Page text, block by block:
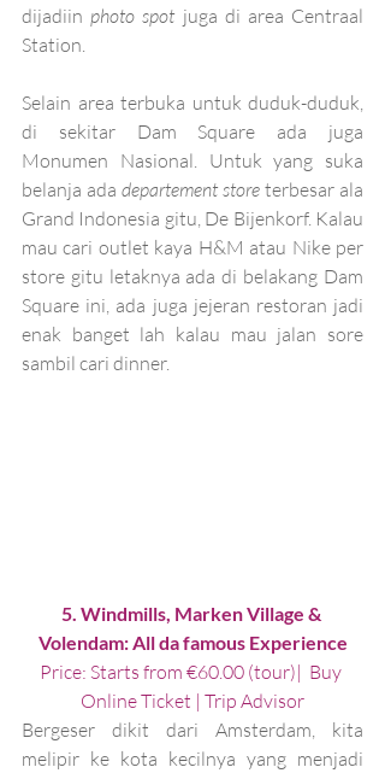
dijadiin photo spot juga di area Centraal
Station.
Selain area terbuka untuk duduk-duduk,
di sekitar Dam Square ada juga
Monumen Nasional. Untuk yang suka
belanja ada departement store terbesar ala
Grand Indonesia gitu, De Bijenkorf. Kalau
mau cari outlet kaya H&M atau Nike per
store gitu letaknya ada di belakang Dam
Square ini, ada juga jejeran restoran jadi
enak banget lah kalau mau jalan sore
sambil cari dinner.
5. Windmills, Marken Village &
Volendam: All da famous Experience
Price: Starts from €60.00 (tour)| Buy
Online Ticket | Trip Advisor
Bergeser dikit dari Amsterdam, kita
melipir ke kota kecilnya yang menjadi